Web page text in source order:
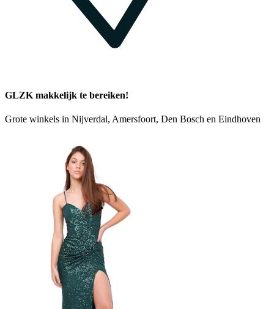
GLZK makkelijk te bereiken!
Grote winkels in Nijverdal, Amersfoort, Den Bosch en Eindhoven